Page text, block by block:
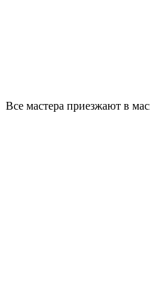
Все мастера приезжают в